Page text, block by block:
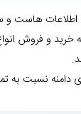
اطلاعات هاست